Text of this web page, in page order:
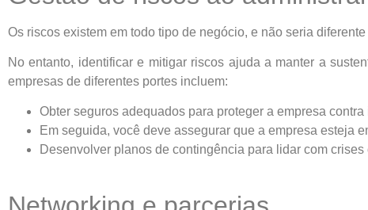
Os riscos existem em todo tipo de negócio, e não seria
No entanto, identificar e mitigar riscos ajuda a manter a
empresas de diferentes portes incluem:
Obter seguros adequados para proteger a empresa contra
Em seguida, você deve assegurar que a empresa esteja
Desenvolver planos de contingência para lidar com crises